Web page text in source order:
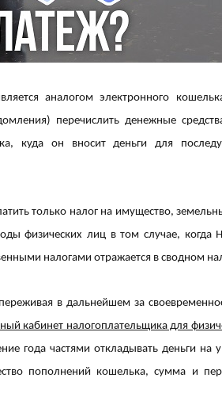
аналогом электронного
перечислить денежные
куда он вносит деньги для
только налог на имущество,
физических лиц в том случае,
налогами отражается в сводном
в дальнейшем за
кабинет налогоплательщика для
года частями откладывать деньги на
пополнений кошелька, сумма и